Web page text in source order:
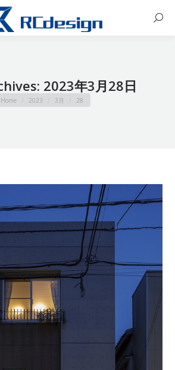
2023年3月28日
You are here:
Home 2023 3月 28